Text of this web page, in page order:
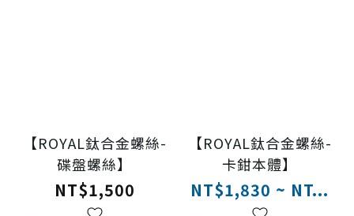
【ROYAL鈦合金螺絲-
碟盤螺絲】
NT$1,500
【ROYAL鈦合金螺絲-
卡鉗本體】
NT$1,830 ~ NT...